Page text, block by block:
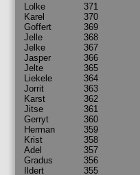
Lolke
371
Karel
370
Goffert
369
Jelle
368
Jelke
367
Jasper
366
Jelte
365
Liekele
364
Jorrit
363
Karst
362
Jitse
361
Gerryt
360
Herman
359
Krist
358
Adel
357
Gradus
356
Ildert
355